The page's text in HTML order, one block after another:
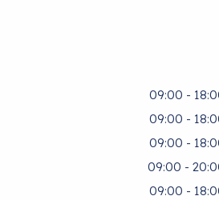
09:00 -
09:00 -
09:00 -
09:00 -
09:00 -